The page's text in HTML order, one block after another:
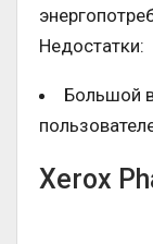
Недостатки:
Большой
Xerox